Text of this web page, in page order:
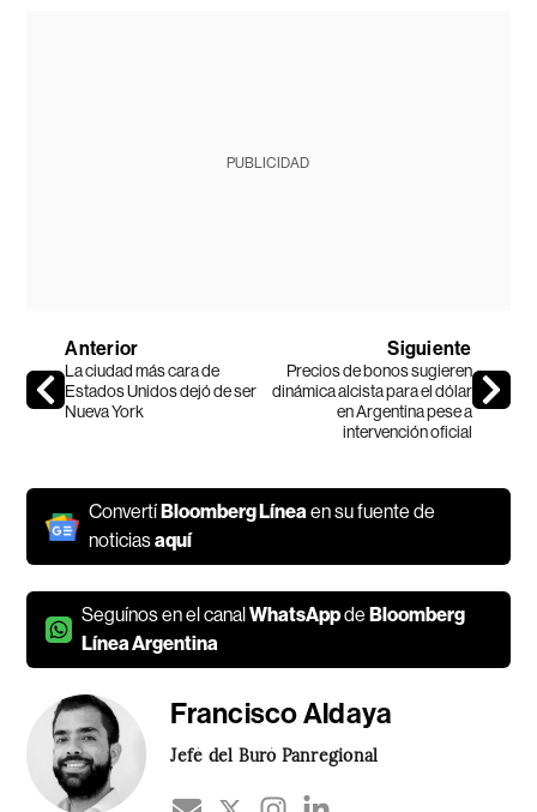
PUBLICIDAD
Anterior
La ciudad más cara de
Estados Unidos dejó de ser
Nueva York
Siguiente
Precios de bonos sugieren
dinámica alcista para el dólar
en Argentina pese a
intervención oficial
Convertí Bloomberg Líneaen su fuente de
noticiasaquí
Seguínos en el canalWhatsAppde Bloomberg
Línea Argentina
Francisco Aldaya
Jefé del Buró Panregional